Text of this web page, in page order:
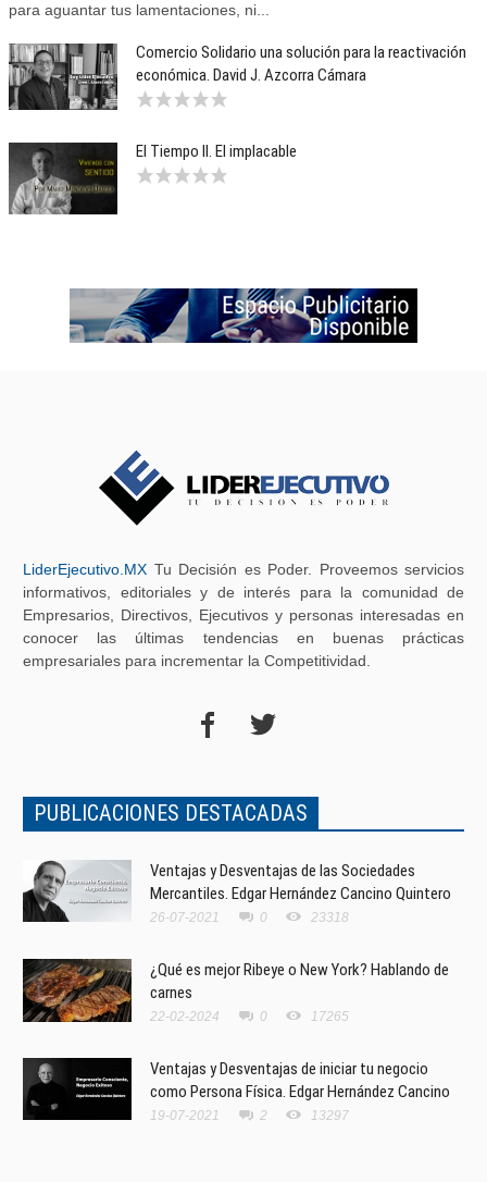
para aguantar tus lamentaciones, ni...
Comercio Solidario una solución para la reactivación
económica. David J. Azcorra Cámara
El Tiempo II. El implacable
LiderEjecutivo.MX Tu Decisión es Poder. Proveemos servicios
informativos, editoriales y de interés para la comunidad de
Empresarios, Directivos, Ejecutivos y personas interesadas en
conocer las últimas tendencias en buenas prácticas
empresariales para incrementar la Competitividad.
PUBLICACIONES DESTACADAS
Ventajas y Desventajas de las Sociedades
Mercantiles. Edgar Hernández Cancino Quintero
26-07-2021 0 23318
¿Qué es mejor Ribeye o New York? Hablando de
carnes
22-02-2024 0 17265
Ventajas y Desventajas de iniciar tu negocio
como Persona Física. Edgar Hernández Cancino
19-07-2021 2 13297